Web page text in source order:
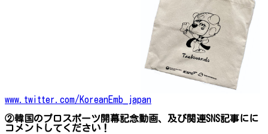
www.twitter.com/KoreanEmb_japan
②韓国のプロスポーツ開幕記念動画、及び関連SNS記事にに
コメントしてください！